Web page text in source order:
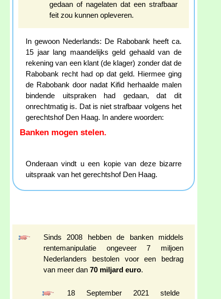
gedaan of nagelaten dat een strafbaar
feit zou kunnen opleveren.
In gewoon Nederlands: De Rabobank heeft ca.
15 jaar lang maandelijks geld gehaald van de
rekening van een klant (de klager) zonder dat de
Rabobank recht had op dat geld. Hiermee ging
de Rabobank door nadat Kifid herhaalde malen
bindende uitspraken had gedaan, dat dit
onrechtmatig is. Dat is niet strafbaar volgens het
gerechtshof Den Haag. In andere woorden:
Banken mogen stelen.
Onderaan vindt u een kopie van deze bizarre
uitspraak van het gerechtshof Den Haag.
Sinds 2008 hebben de banken middels
rentemanipulatie ongeveer 7 miljoen
Nederlanders bestolen voor een bedrag
van meer dan 70 miljard euro.
18 September 2021 stelde